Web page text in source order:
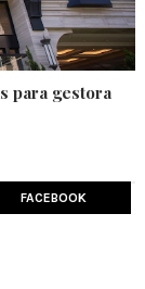
para gestora
FACEBOOK